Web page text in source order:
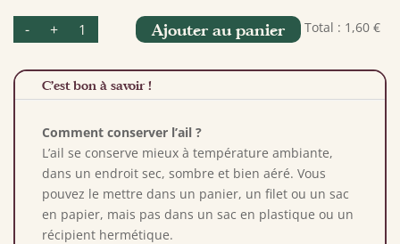
- quantité
de
Ail
+ Ajouter au panier Total : 1,60 €
C'est bon à savoir !
Comment conserver l’ail ?
L’ail se conserve mieux à température ambiante,
dans un endroit sec, sombre et bien aéré. Vous
pouvez le mettre dans un panier, un filet ou un sac
en papier, mais pas dans un sac en plastique ou un
récipient hermétique.